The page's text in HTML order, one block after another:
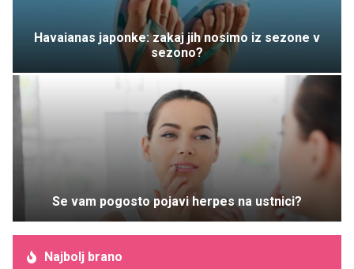
Havaianas japonke: zakaj jih nosimo iz sezone v
sezono?
Se vam pogosto pojavi herpes na ustnici?
Najbolj brano